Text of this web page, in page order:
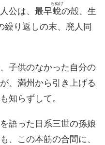
公は、最早蛻
もぬけ
の殻、生
繰り返しの末、廃人同
子供のなかった自分の
、満州から引き上げる
知らずして。
語った日系三世の孫娘
、この本筋の合間に、